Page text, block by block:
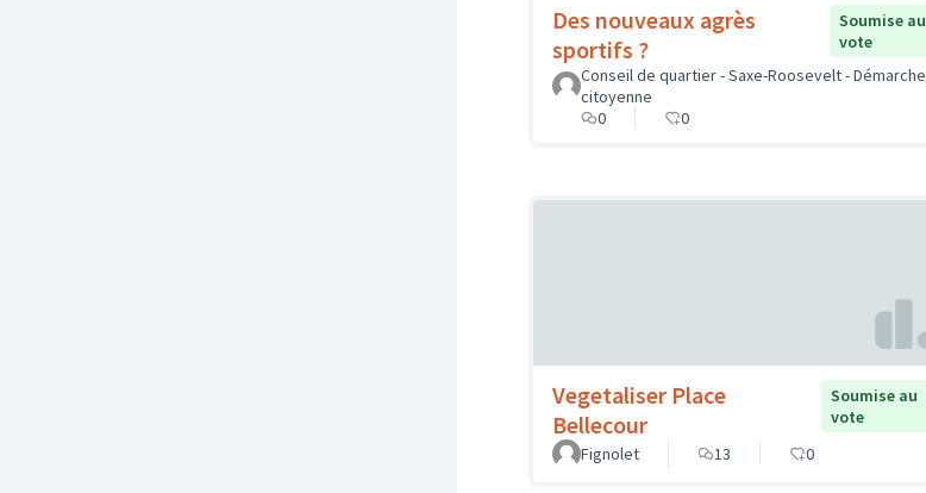
Des nouveaux agrès
sportifs ?
Soumise au
vote
Conseil de quartier - Saxe-Roosevelt - Démarche
citoyenne
0
0
Vegetaliser Place
Bellecour
Soumise au
vote
Fignolet
13 0